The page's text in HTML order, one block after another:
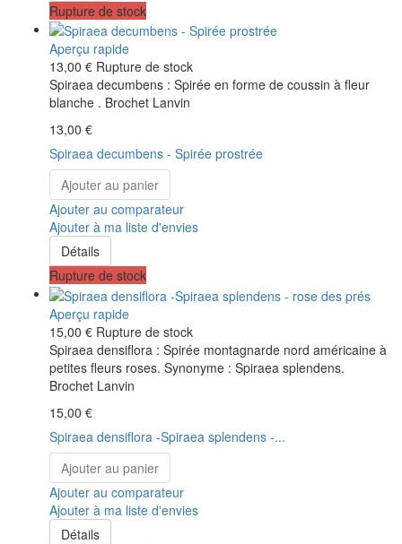
Rupture de stock
Aperçu rapide
13,00 € Rupture de stock
Spiraea decumbens : Spirée en forme de coussin à fleur
blanche . Brochet Lanvin
13,00 €
Spiraea decumbens - Spirée prostrée
Ajouter au panier
Ajouter au comparateur
Ajouter à ma liste d'envies
Détails
Rupture de stock
Aperçu rapide
15,00 € Rupture de stock
Spiraea densiflora : Spirée montagnarde nord américaine à
petites fleurs roses. Synonyme : Spiraea splendens.
Brochet Lanvin
15,00 €
Spiraea densiflora -Spiraea splendens -...
Ajouter au panier
Ajouter au comparateur
Ajouter à ma liste d'envies
Détails